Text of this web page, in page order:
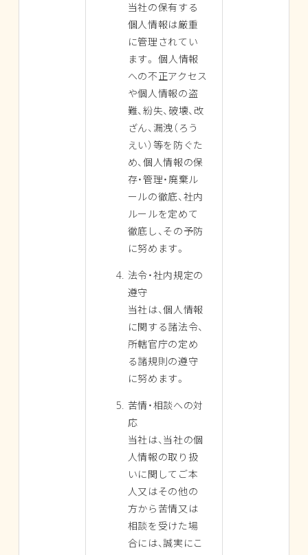
当社の保有する
個人情報は厳重
に管理されてい
ます。 個人情報
への不正アクセス
や個人情報の盗
難、紛失、破壊、改
ざん、漏洩（ろう
えい）等を防ぐた
め、個人情報の保
存・管理・廃棄ル
ールの徹底、社内
ルールを定めて
徹底し、その予防
に努めます。
法令・社内規定の
遵守
当社は、個人情報
に関する諸法令、
所轄官庁の定め
る諸規則の遵守
に努めます。
苦情・相談への対
応
当社は、当社の個
人情報の取り扱
いに関してご本
人又はその他の
方から苦情又は
相談を受けた場
合には、誠実にこ